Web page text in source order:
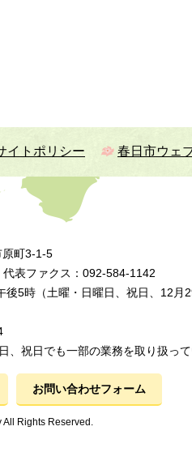
イトポリシー 春日市ウェ
町3-1-5
表ファクス：092-584-1142
後5時（土曜・日曜日、祝日、12月
、祝日でも一部の業務を取り扱って
お問い合わせフォーム
Rights Reserved.